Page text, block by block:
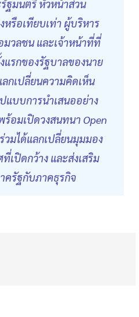
ฐมนตรี หัวหน้าส่วน
หรือเทียบเท่า ผู้บริหาร
มวลชน และเจ้าหน้าที่ที่
แรกของรัฐบาลของนาย
กเปลี่ยนความคิดเห็น
แบบการนำเสนออย่าง
อมเปิดวงสนทนา Open
วมได้แลกเปลี่ยนมุมมอง
เปิดกว้าง และส่งเสริม
ครัฐกับภาคธุรกิจ